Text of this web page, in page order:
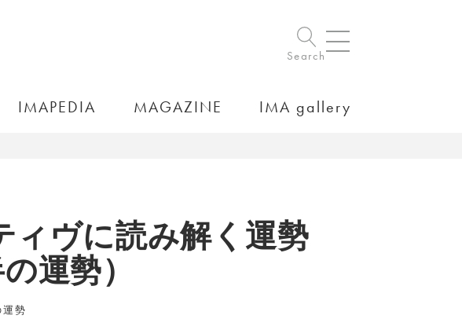
Search
IMAPEDIA MAGAZINE IMA gallery
ィヴに読み解く運勢
運勢）
勢